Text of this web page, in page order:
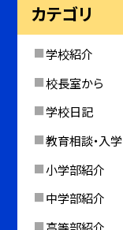
カテゴリ
学校紹介
校長室から
学校日記
教育相談・入学
小学部紹介
中学部紹介